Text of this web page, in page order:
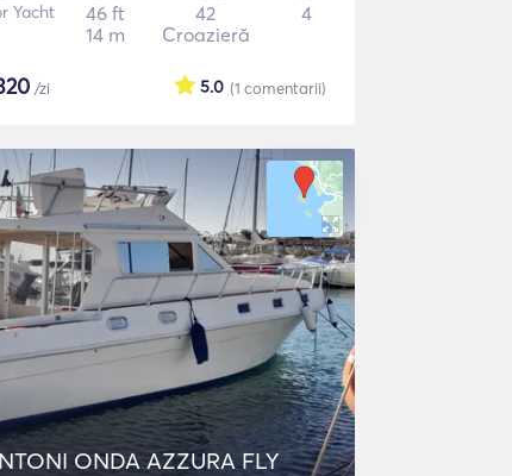
Yacht
46 ft
14 m
42
Croazieră
4
/zi (1 comentarii)
5.0
ONDA AZZURA FLY